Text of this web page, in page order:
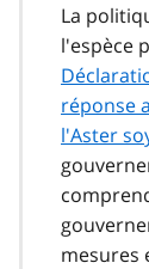
La
l'espèce
réponse
l'Aster
mesures